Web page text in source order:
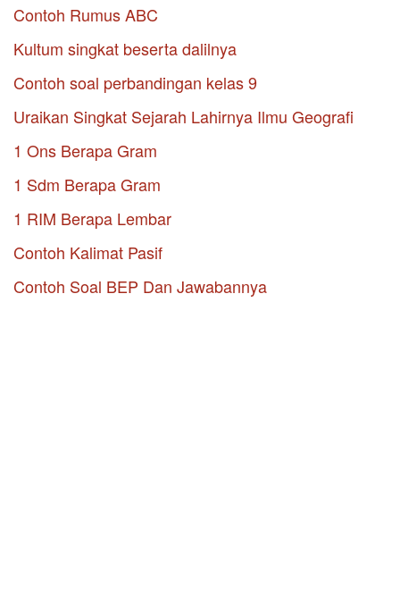
Contoh Rumus ABC
Kultum singkat beserta dalilnya
Contoh soal perbandingan kelas 9
Uraikan Singkat Sejarah Lahirnya Ilmu Geografi
1 Ons Berapa Gram
1 Sdm Berapa Gram
1 RIM Berapa Lembar
Contoh Kalimat Pasif
Contoh Soal BEP Dan Jawabannya